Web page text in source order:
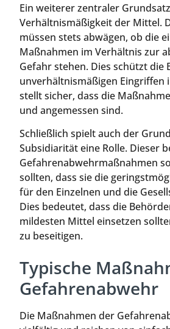
Ein weiterer zentraler
Verhältnismäßigkeit der Mittel.
müssen stets abwägen, ob die
Maßnahmen im Verhältnis zur
Gefahr stehen. Dies schützt die
unverhältnismäßigen Eingriffen
stellt sicher, dass die
und angemessen sind.
Schließlich spielt auch der
Subsidiarität eine Rolle. Dieser
Gefahrenabwehrmaßnahmen
sollten, dass sie die
für den Einzelnen und die
Dies bedeutet, dass die
mildesten Mittel einsetzen
zu beseitigen.
Typische
Gefahrenabwehr
Die Maßnahmen der